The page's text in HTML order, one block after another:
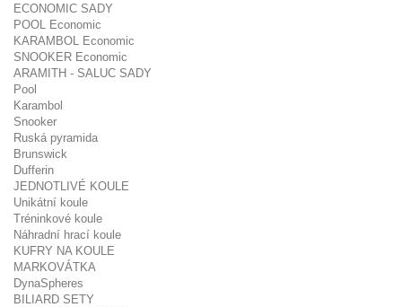
ECONOMIC SADY
POOL Economic
KARAMBOL Economic
SNOOKER Economic
ARAMITH - SALUC SADY
Pool
Karambol
Snooker
Ruská pyramida
Brunswick
Dufferin
JEDNOTLIVÉ KOULE
Unikátní koule
Tréninkové koule
Náhradní hrací koule
KUFRY NA KOULE
MARKOVÁTKA
DynaSpheres
BILIARD SETY